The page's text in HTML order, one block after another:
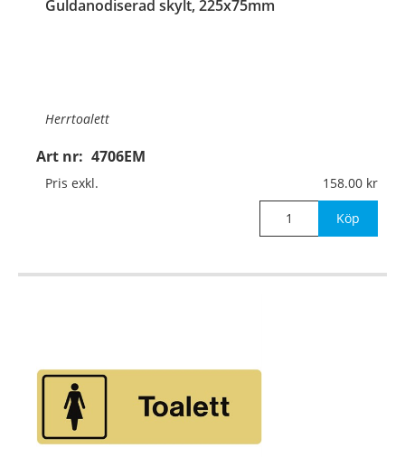
Guldanodiserad skylt, 225x75mm
Art nr: 4706EM
Herrtoalett
Material:Guldanodiserad aluminium, 1mm (plan)
Pris exkl. 158.00
Köp